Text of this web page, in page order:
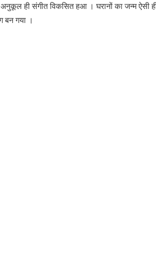
ही संगीत विकसित हआ । घरानों का जन्म ऐसी
बन गया ।